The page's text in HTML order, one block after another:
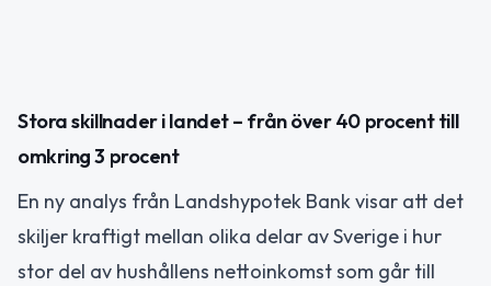
Stora skillnader i landet – från över 40 procent till
omkring 3 procent
En ny analys från Landshypotek Bank visar att det
skiljer kraftigt mellan olika delar av Sverige i hur
stor del av hushållens nettoinkomst som går till